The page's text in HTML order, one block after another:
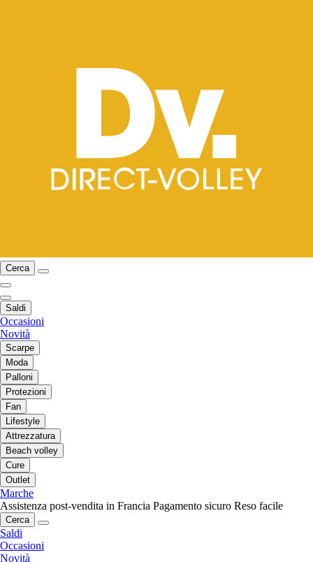
Cerca
Saldi
Occasioni
Novità
Scarpe
Moda
Palloni
Protezioni
Fan
Lifestyle
Attrezzatura
Beach volley
Cure
Outlet
Marche
Assistenza post-vendita in Francia Pagamento sicuro Reso facile
Cerca
Saldi
Occasioni
Novità